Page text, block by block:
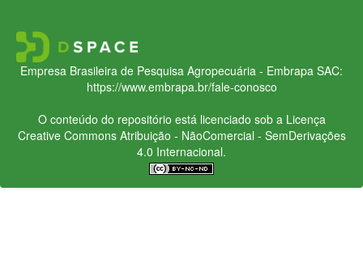
Empresa Brasileira de Pesquisa Agropecuária - Embrapa SAC:
https://www.embrapa.br/fale-conosco
O conteúdo do repositório está licenciado sob a Licença
Creative CommonsAtribuição - NãoComercial - SemDerivações
4.0 Internacional.